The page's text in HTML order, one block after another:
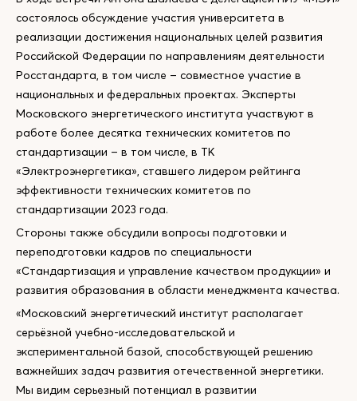
состоялось обсуждение участия университета в
реализации достижения национальных целей развития
Российской Федерации по направлениям деятельности
Росстандарта, в том числе – совместное участие в
национальных и федеральных проектах. Эксперты
Московского энергетического института участвуют в
работе более десятка технических комитетов по
стандартизации – в том числе, в ТК
«Электроэнергетика», ставшего лидером рейтинга
эффективности технических комитетов по
стандартизации 2023 года.
Стороны также обсудили вопросы подготовки и
переподготовки кадров по специальности
«Стандартизация и управление качеством продукции» и
развития образования в области менеджмента качества.
«Московский энергетический институт располагает
серьёзной учебно-исследовательской и
экспериментальной базой, способствующей решению
важнейших задач развития отечественной энергетики​​.
Мы видим серьезный потенциал в развитии